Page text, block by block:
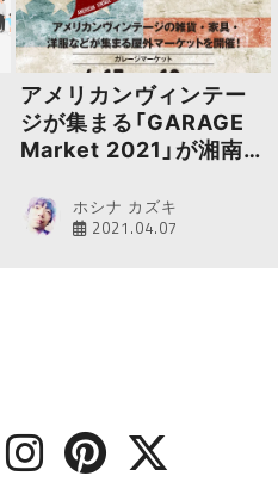
アメリカンヴィンテー
ジが集まる「GARAGE
Market 2021」が湘南
ホシナ カズキ
2021.04.07